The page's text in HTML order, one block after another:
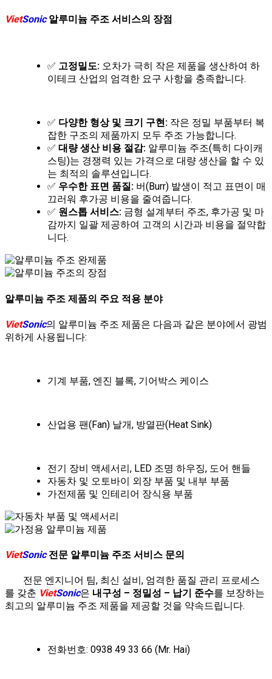
VietSonic알루미늄 주조 서비스의 장점
✅ 고정밀도: 오차가 극히 작은 제품을 생산하여 하
이테크 산업의 엄격한 요구 사항을 충족합니다.
✅ 다양한 형상 및 크기 구현: 작은 정밀 부품부터 복
잡한 구조의 제품까지 모두 주조 가능합니다.
✅ 대량 생산 비용 절감: 알루미늄 주조(특히 다이캐
스팅)는 경쟁력 있는 가격으로 대량 생산을 할 수 있
는 최적의 솔루션입니다.
✅ 우수한 표면 품질: 버(Burr) 발생이 적고 표면이 매
끄러워 후가공 비용을 줄여줍니다.
✅ 원스톱 서비스: 금형 설계부터 주조, 후가공 및 마
감까지 일괄 제공하여 고객의 시간과 비용을 절약합
니다.
알루미늄 주조 제품의 주요 적용 분야
VietSonic의 알루미늄 주조 제품은 다음과 같은 분야에서 광범
위하게 사용됩니다:
기계 부품, 엔진 블록, 기어박스 케이스
산업용 팬(Fan) 날개, 방열판(Heat Sink)
전기 장비 액세서리, LED 조명 하우징, 도어 핸들
자동차 및 오토바이 외장 부품 및 내부 부품
가전제품 및 인테리어 장식용 부품
VietSonic전문 알루미늄 주조 서비스 문의
전문 엔지니어 팀, 최신 설비, 엄격한 품질 관리 프로세스
를 갖춘 VietSonic은 내구성 – 정밀성 – 납기 준수를 보장하는
최고의 알루미늄 주조 제품을 제공할 것을 약속드립니다.
전화번호: 0938 49 33 66 (Mr. Hai)